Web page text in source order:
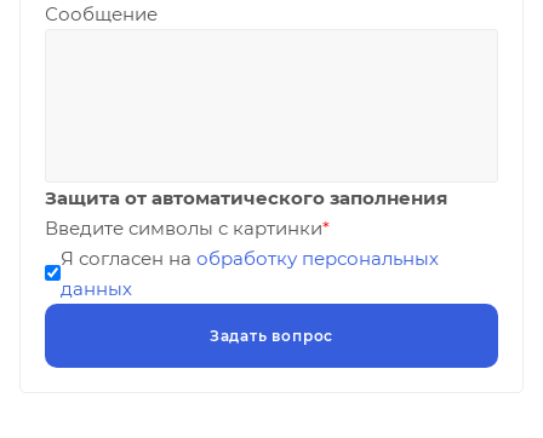
Сообщение
Защита от автоматического заполнения
Введите символы с картинки*
Я согласен на обработку персональных
данных